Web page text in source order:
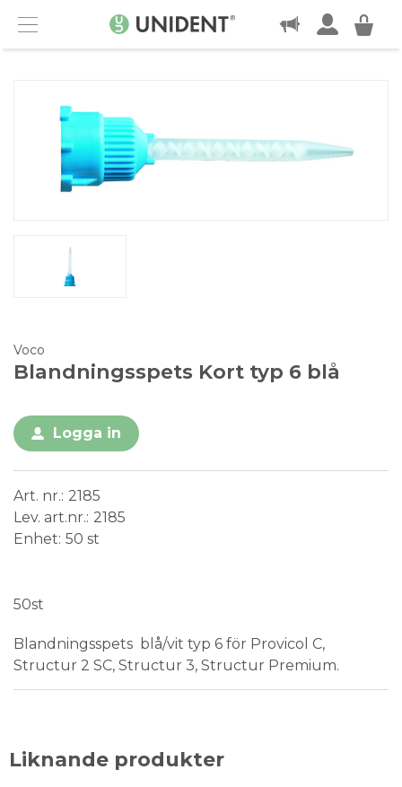
Menu
KONTAKT
Voco
Blandningsspets Kort typ 6 blå
Logga in
Art. nr. 2185
Lev. art.nr. 2185
Enhet 50 st
50st
Blandningsspets blå/vit typ 6 för Provicol C,
Structur 2 SC, Structur 3, Structur Premium.
Liknande produkter